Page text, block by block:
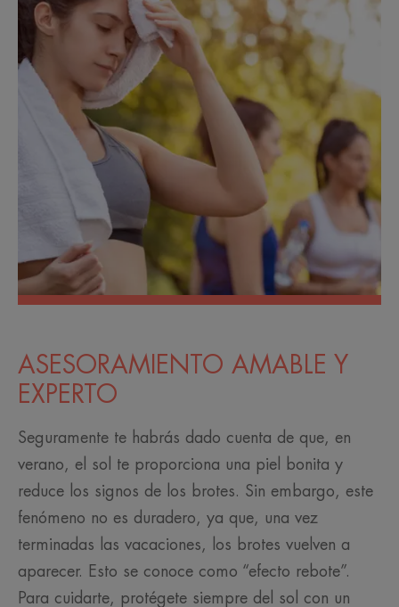
ASESORAMIENTO AMABLE Y
EXPERTO
Seguramente te habrás dado cuenta de que, en
verano, el sol te proporciona una piel bonita y
reduce los signos de los brotes. Sin embargo, este
fenómeno no es duradero, ya que, una vez
terminadas las vacaciones, los brotes vuelven a
aparecer. Esto se conoce como “efecto rebote”.
Para cuidarte, protégete siempre del sol con un